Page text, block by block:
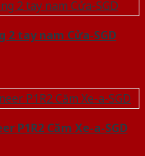
2 tay nam Cửa-SGD
P1R2 Căm Xe-a-SGD